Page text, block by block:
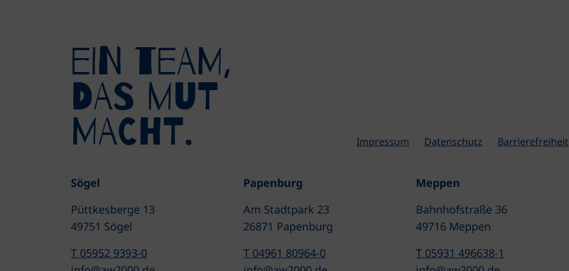
eIN tEAM,
DAS mUT
MACHT.
Impressum Datenschutz Barrierefreiheit
Sögel
Püttkesberge 13
49751 Sögel
T 05952 9393-0
Papenburg
Am Stadtpark 23
26871 Papenburg
T 04961 80964-0
Meppen
Bahnhofstraße 36
49716 Meppen
T 05931 496638-1